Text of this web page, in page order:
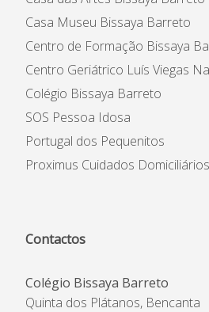
Casa Museu Bissaya Barreto
Centro de Formação Bissaya
Centro Geriátrico Luís Viegas
Colégio Bissaya Barreto
SOS Pessoa Idosa
Portugal dos Pequenitos
Proximus Cuidados Domiciliários
Contactos
Colégio Bissaya Barreto
Quinta dos Plátanos, Bencanta